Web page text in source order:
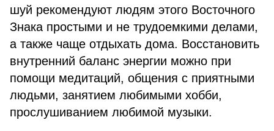
шуй рекомендуют людям этого Восточного
Знака простыми и не трудоемкими делами,
а также чаще отдыхать дома. Восстановить
внутренний баланс энергии можно при
помощи медитаций, общения с приятными
людьми, занятием любимыми хобби,
прослушиванием любимой музыки.